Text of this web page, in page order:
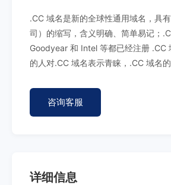
.CC 域名是新的全球性通用域名，具
司）的缩写，含义明确、简单易记；
Goodyear 和 Intel 等都已经注册 .CC
的人对.CC 域名表示青睐，.CC 域名
咨询客服
详细信息